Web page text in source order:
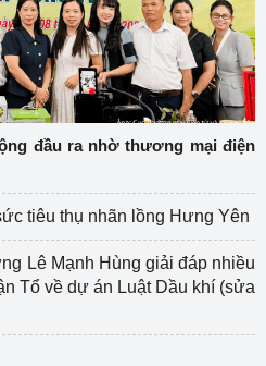
đầu ra nhờ thương mại điện
tiêu thụ nhãn lồng Hưng Yên
Lê Mạnh Hùng giải đáp nhiều
Tổ về dự án Luật Dầu khí (sửa